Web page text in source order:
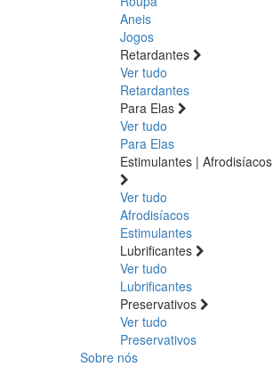
Aneis
Jogos
Retardantes
Ver tudo
Retardantes
Para Elas
Ver tudo
Para Elas
Estimulantes | Afrodisíacos
Ver tudo
Afrodisíacos
Estimulantes
Lubrificantes
Ver tudo
Lubrificantes
Preservativos
Ver tudo
Preservativos
Sobre nós